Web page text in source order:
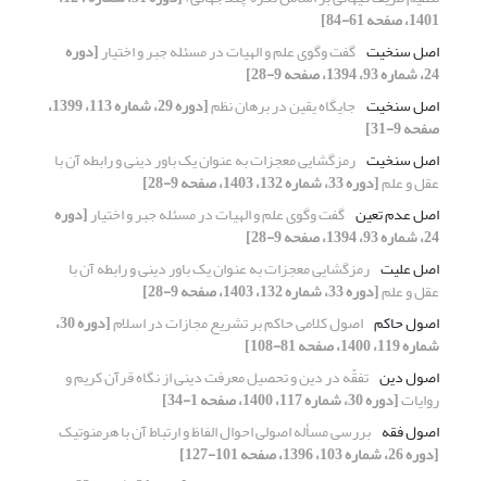
1401، صفحه 61-84]
اصل سنخیت گفت وگوی علم و الهیات در مسئله جبر و اختیار[دوره
24، شماره 93، 1394، صفحه 9-28]
اصل سنخیت جایگاه یقین در برهان نظم [دوره 29، شماره 113، 1399،
صفحه 9-31]
اصل سنخیت رمزگشایی معجزات به عنوان یک باور دینی و رابطه آن با
عقل و علم[دوره 33، شماره 132، 1403، صفحه 9-28]
اصل عدم تعین گفت وگوی علم و الهیات در مسئله جبر و اختیار[دوره
24، شماره 93، 1394، صفحه 9-28]
اصل علیت رمزگشایی معجزات به عنوان یک باور دینی و رابطه آن با
عقل و علم[دوره 33، شماره 132، 1403، صفحه 9-28]
اصول حاکم اصول کلامی حاکم بر تشریع مجازات‌ در اسلام [دوره 30،
شماره 119، 1400، صفحه 81-108]
اصول دین تفقّه در دین و تحصیل معرفت دینی از نگاه قرآن کریم و
روایات[دوره 30، شماره 117، 1400، صفحه 1-34]
اصول فقه بررسی مسأله اصولی احوال الفاظ و ارتباط آن با هرمنوتیک
[دوره 26، شماره 103، 1396، صفحه 101-127]